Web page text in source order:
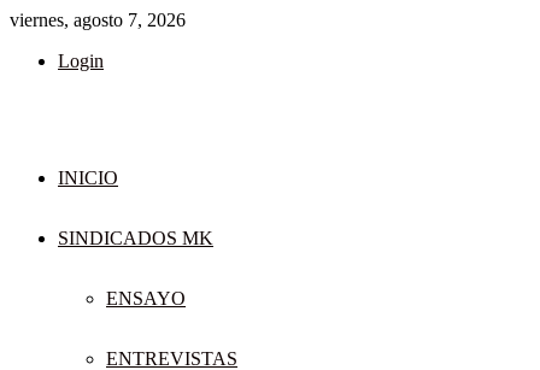
viernes, agosto 7, 2026
Login
INICIO
SINDICADOS MK
ENSAYO
ENTREVISTAS